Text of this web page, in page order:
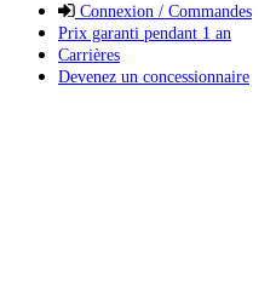
Connexion / Commandes
Prix garanti pendant 1 an
Carrières
Devenez un concessionnaire